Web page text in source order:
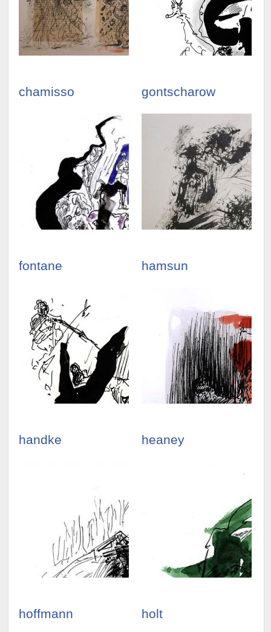
illustrationen
ansehen »
illustrationen
ansehen »
illustrationen
ansehen »
illustrationen
ansehen »
illustrationen
ansehen »
illustrationen
ansehen »
illustrationen
ansehen »
illustrationen
ansehen »
chamisso gontscharow
fontane hamsun
handke heaney
hoffmann holt